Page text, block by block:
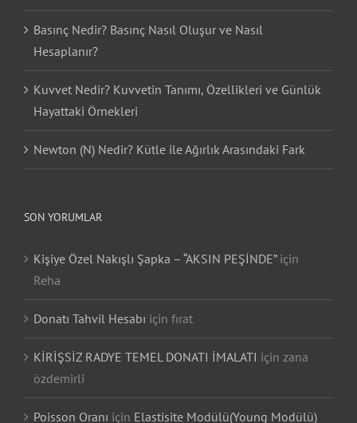
Basınç Nedir? Basınç Nasıl Oluşur ve Nasıl
Hesaplanır?
Kuvvet Nedir? Kuvvetin Tanımı, Özellikleri ve Günlük
Hayattaki Örnekleri
Newton (N) Nedir? Kütle ile Ağırlık Arasındaki Fark
SON YORUMLAR
Kişiye Özel Nakışlı Şapka – “AKSIN PEŞİNDE”için
Reha
Donatı Tahvil Hesabı için fırat
KİRİŞSİZ RADYE TEMEL DONATI İMALATI için zana
özdemirli
Poisson Oranı için Elastisite Modülü(Young Modülü)